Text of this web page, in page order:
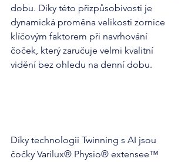
dobu. Díky této přizpůsobivosti je
dynamická proměna velikosti zornice
klíčovým faktorem při navrhování
čoček, který zaručuje velmi kvalitní
vidění bez ohledu na denní dobu.
Díky technologii Twinning s AI jsou
čočky Varilux® Physio® extensee™